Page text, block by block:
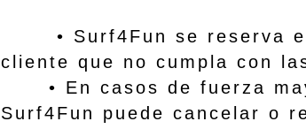
• Surf4Fun se reserva el
cliente que no cumpla con
• En casos de fuerza
Surf4Fun puede cancelar o